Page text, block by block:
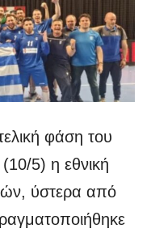
φάση του
5) η εθνική
ύστερα από